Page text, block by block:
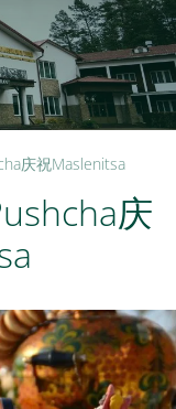
庆祝Maslenitsa
庆